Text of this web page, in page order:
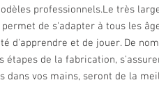
professionnels.Le très
de s'adapter à tous les
d'apprendre et de jouer. De
étapes de la fabrication,
dans vos mains, seront de la